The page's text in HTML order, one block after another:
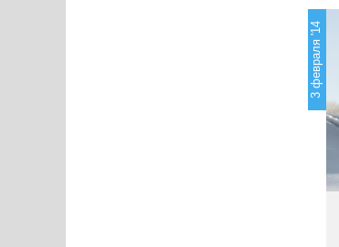
3 февраля '14